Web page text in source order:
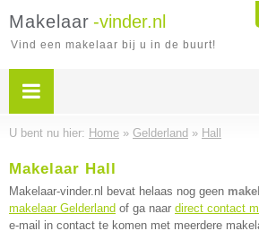
Makelaar -vinder.nl
Vind een makelaar bij u in de buurt!
U bent nu hier: Home » Gelderland » Hall
Makelaar Hall
Makelaar-vinder.nl bevat helaas nog geen
makelaar Gelderland of ga naar direct contact
e-mail in contact te komen met meerdere